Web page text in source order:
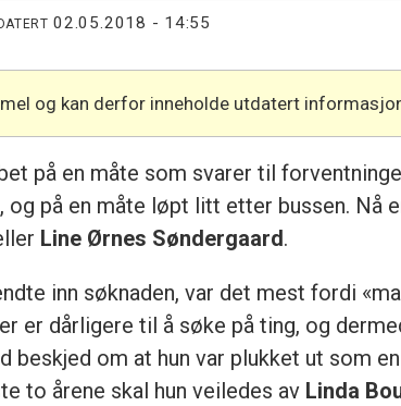
02.05.2018 - 14:55
og kan derfor inneholde utdatert
på en måte som svarer til
på en måte løpt litt etter bussen. Nå
Line Ørnes Søndergaard.
inn søknaden, var det mest fordi
er dårligere til å søke på ting, og
beskjed om at hun var plukket ut som
to årene skal hun veiledes av Linda